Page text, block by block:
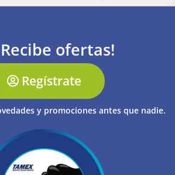
ofertas!
Regístrate
y promociones antes que nadie.